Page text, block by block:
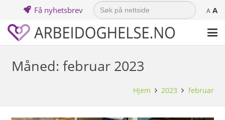
Få nyhetsbrev
Search
for: A A
Måned: februar 2023
Hjem 2023 februar